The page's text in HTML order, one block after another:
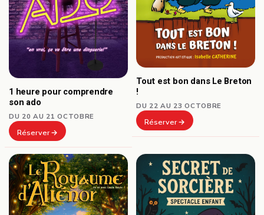
1 heure pour comprendre
son ado
DU 20 AU 21 OCTOBRE
Réserver
Tout est bon dans Le Breton
!
DU 22 AU 23 OCTOBRE
Réserver